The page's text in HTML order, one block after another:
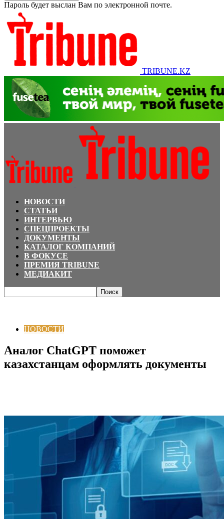
Пароль будет выслан Вам по электронной почте.
TRIBUNE.KZ
НОВОСТИ
СТАТЬИ
ИНТЕРВЬЮ
СПЕЦПРОЕКТЫ
ДОКУМЕНТЫ
КАТАЛОГ КОМПАНИЙ
В ФОКУСЕ
ПРЕМИЯ TRIBUNE
МЕДИАКИТ
НОВОСТИ
Аналог ChatGPT поможет
казахстанцам оформлять документы